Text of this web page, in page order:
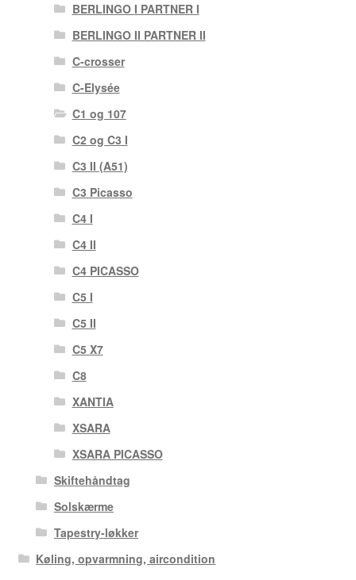
BERLINGO I PARTNER I
BERLINGO II PARTNER II
C-crosser
C-Elysée
C1 og 107
C2 og C3 I
C3 II (A51)
C3 Picasso
C4 I
C4 II
C4 PICASSO
C5 I
C5 II
C5 X7
C8
XANTIA
XSARA
XSARA PICASSO
Skiftehåndtag
Solskærme
Tapestry-løkker
Køling, opvarmning, aircondition